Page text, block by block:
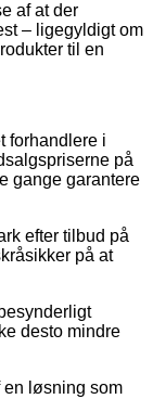
af at der
– ligegyldigt om
til en
forhandlere i
på
gange garantere
efter tilbud på
på at
desto mindre
en løsning som